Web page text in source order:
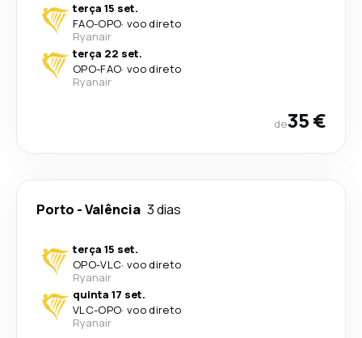
terça 15 set.
FAO-OPO· voo direto
Ryanair
terça 22 set.
OPO-FAO· voo direto
Ryanair
de35 €
Porto -Valência 3 dias
terça 15 set.
OPO-VLC· voo direto
Ryanair
quinta 17 set.
VLC-OPO· voo direto
Ryanair